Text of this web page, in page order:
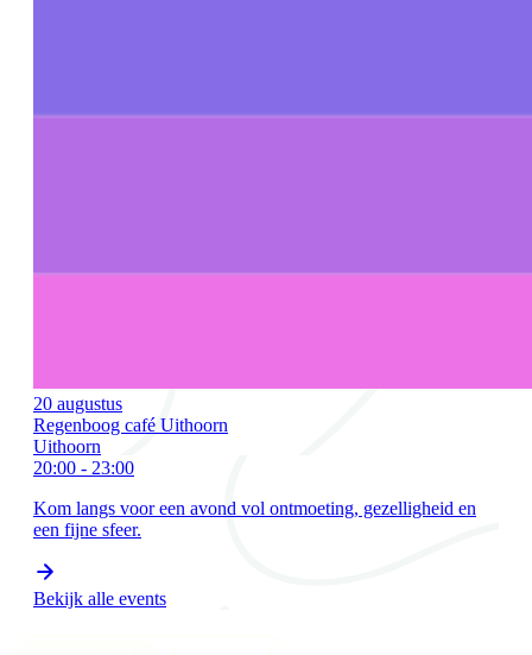
20 augustus
Regenboog café Uithoorn
Uithoorn
20:00 - 23:00
Kom langs voor een avond vol ontmoeting, gezelligheid en
een fijne sfeer.
Bekijk alle events